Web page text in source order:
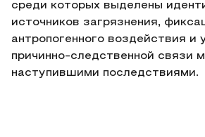
среди которых выделены
источников загрязнения,
антропогенного воздействия и
причинно-следственной связи
наступившими последствиями.